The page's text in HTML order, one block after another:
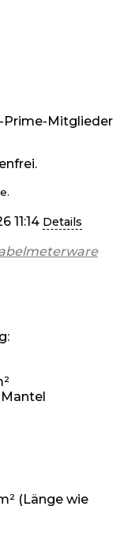
Prime-Mitglieder
11:14 Details
(Länge wie